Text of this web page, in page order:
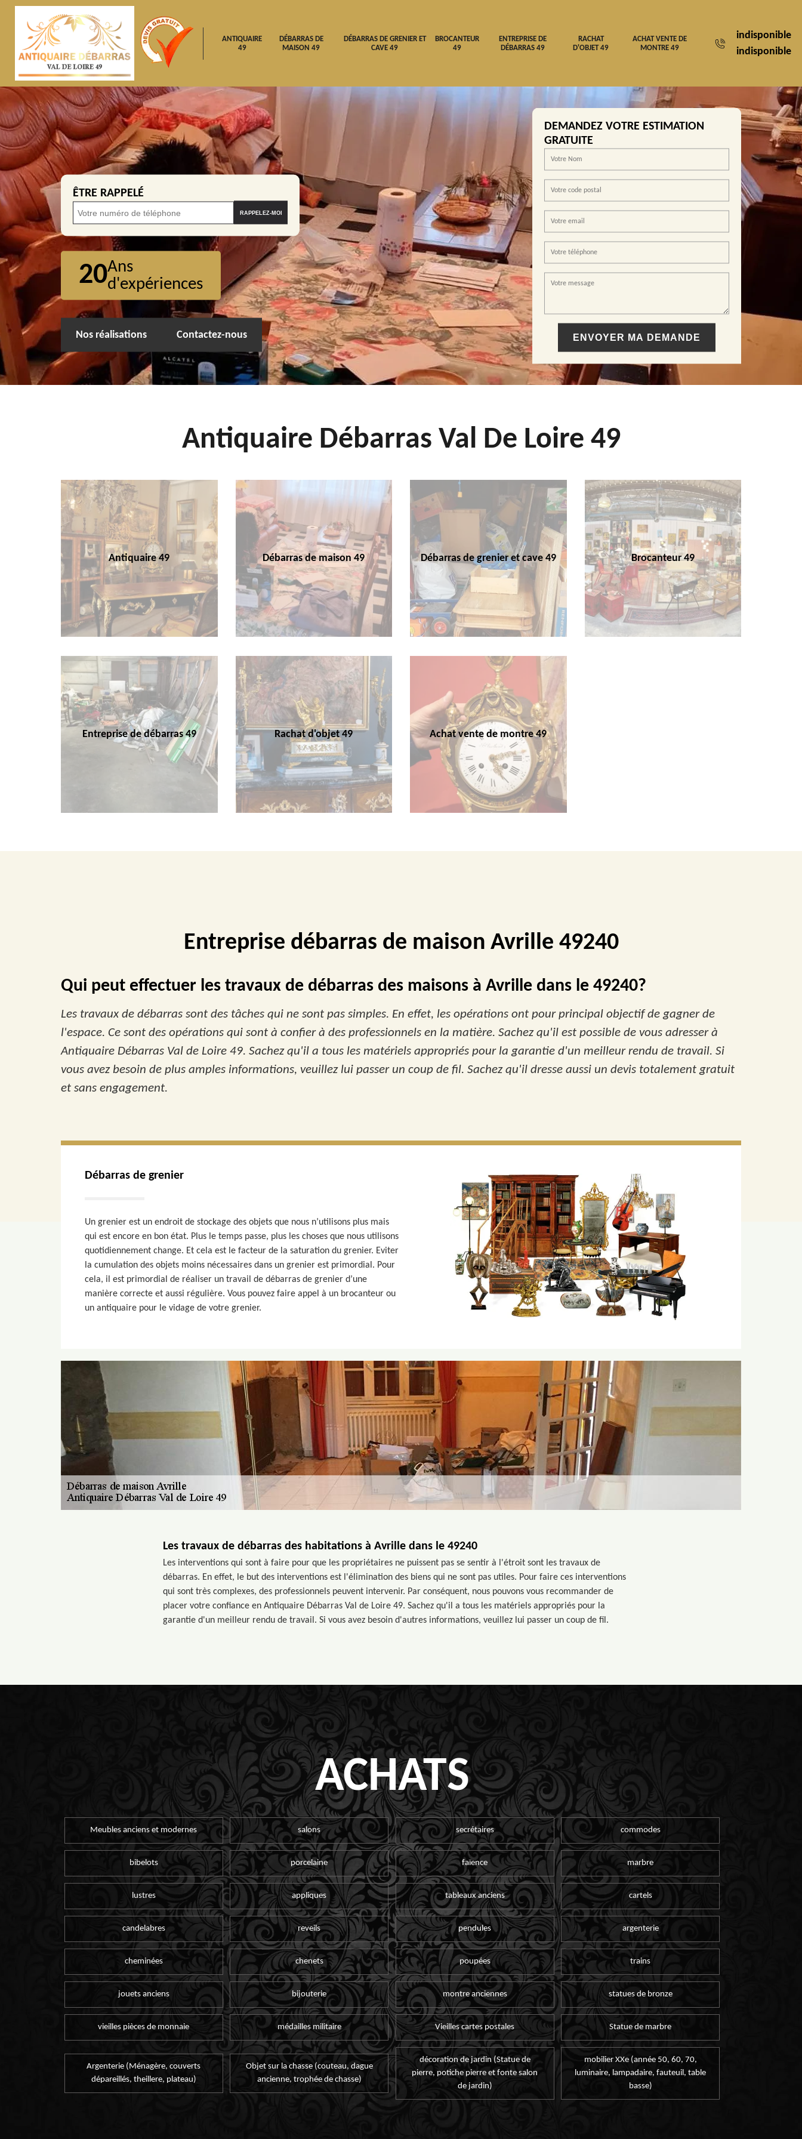
ANTIQUAIRE
49
DÉBARRAS DE
MAISON 49
DÉBARRAS DE GRENIER ET
CAVE 49
BROCANTEUR
49
ENTREPRISE DE
DÉBARRAS 49
RACHAT
D'OBJET 49
ACHAT VENTE DE
MONTRE 49
indisponible
indisponible
ÊTRE RAPPELÉ
20Ans
d'expériences
Nos réalisations Contactez-nous
DEMANDEZ VOTRE ESTIMATION
GRATUITE
Antiquaire Débarras Val De Loire 49
Antiquaire 49 Débarras de maison 49 Débarras de grenier et cave 49 Brocanteur 49
Entreprise de débarras 49 Rachat d'objet 49 Achat vente de montre 49
Entreprise débarras de maison Avrille 49240
Qui peut effectuer les travaux de débarras des maisons à Avrille dans le 49240?
Les travaux de débarras sont des tâches qui ne sont pas simples. En effet, les opérations ont pour principal objectif de gagner de
l'espace. Ce sont des opérations qui sont à confier à des professionnels en la matière. Sachez qu'il est possible de vous adresser à
Antiquaire Débarras Val de Loire 49. Sachez qu'il a tous les matériels appropriés pour la garantie d'un meilleur rendu de travail. Si
vous avez besoin de plus amples informations, veuillez lui passer un coup de fil. Sachez qu'il dresse aussi un devis totalement gratuit
et sans engagement.
Débarras de grenier
Un grenier est un endroit de stockage des objets que nous n’utilisons plus mais
qui est encore en bon état. Plus le temps passe, plus les choses que nous utilisons
quotidiennement change. Et cela est le facteur de la saturation du grenier. Eviter
la cumulation des objets moins nécessaires dans un grenier est primordial. Pour
cela, il est primordial de réaliser un travail de débarras de grenier d’une
manière correcte et aussi régulière. Vous pouvez faire appel à un brocanteur ou
un antiquaire pour le vidage de votre grenier.
Les travaux de débarras des habitations à Avrille dans le 49240
Les interventions qui sont à faire pour que les propriétaires ne puissent pas se sentir à l'étroit sont les travaux de
débarras. En effet, le but des interventions est l'élimination des biens qui ne sont pas utiles. Pour faire ces interventions
qui sont très complexes, des professionnels peuvent intervenir. Par conséquent, nous pouvons vous recommander de
placer votre confiance en Antiquaire Débarras Val de Loire 49. Sachez qu'il a tous les matériels appropriés pour la
garantie d'un meilleur rendu de travail. Si vous avez besoin d'autres informations, veuillez lui passer un coup de fil.
ACHATS
Meubles anciens et modernes salons secrétaires commodes
bibelots porcelaine faïence marbre
lustres appliques tableaux anciens cartels
candelabres reveils pendules argenterie
cheminées chenets poupées trains
jouets anciens bijouterie montre anciennes statues de bronze
vieilles pièces de monnaie médailles militaire Vieilles cartes postales Statue de marbre
Argenterie (Ménagère, couverts
dépareillés, theillere, plateau)
Objet sur la chasse (couteau, dague
ancienne, trophée de chasse)
décoration de jardin (Statue de
pierre, potiche pierre et fonte salon
de jardin)
mobilier XXe (année 50, 60, 70,
luminaire, lampadaire, fauteuil, table
basse)